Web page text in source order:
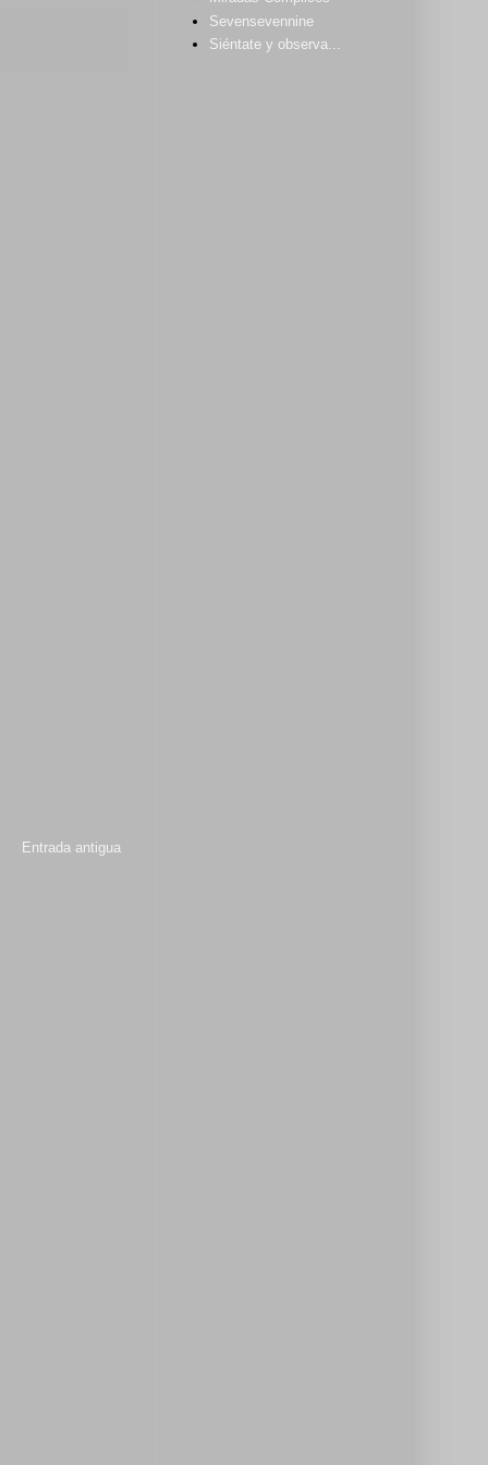
Entrada antigua
Sevensevennine
Siéntate y observa...